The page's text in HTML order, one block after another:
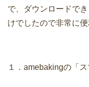
で、ダウンロードで
けでしたので非常に便
１．amebakingの「